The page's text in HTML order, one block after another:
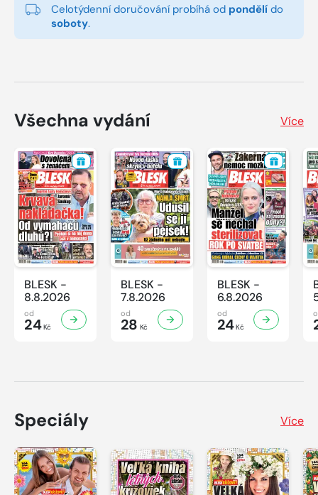
Celotýdenní doručování probíhá od pondělí do
soboty.
Všechna vydání Více
BLESK -
8.8.2026
od
24Kč
BLESK -
7.8.2026
od
28 Kč
BLESK -
6.8.2026
od
24Kč
Speciály Více